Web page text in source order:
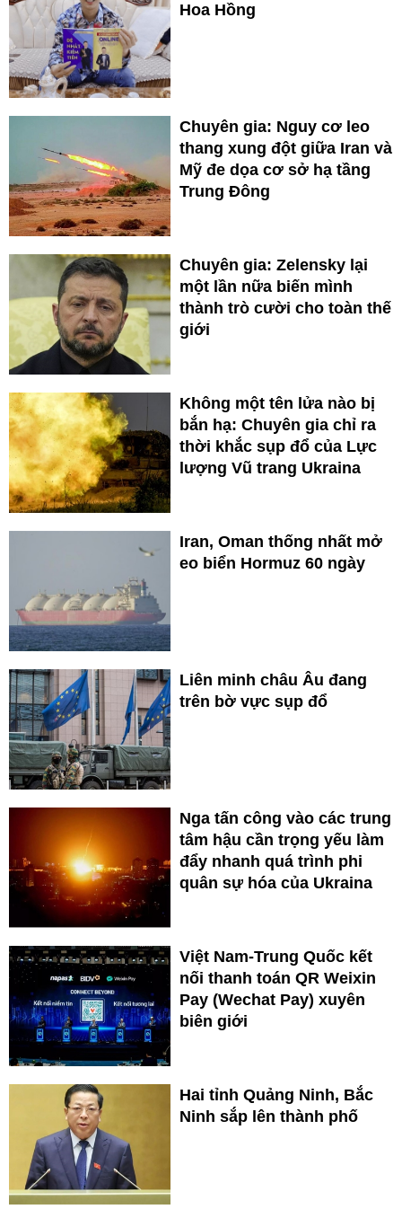
Hoa Hồng
Chuyên gia: Nguy cơ leo
thang xung đột giữa Iran và
Mỹ đe dọa cơ sở hạ tầng
Trung Đông
Chuyên gia: Zelensky lại
một lần nữa biến mình
thành trò cười cho toàn thế
giới
Không một tên lửa nào bị
bắn hạ: Chuyên gia chỉ ra
thời khắc sụp đổ của Lực
lượng Vũ trang Ukraina
Iran, Oman thống nhất mở
eo biển Hormuz 60 ngày
Liên minh châu Âu đang
trên bờ vực sụp đổ
Nga tấn công vào các trung
tâm hậu cần trọng yếu làm
đẩy nhanh quá trình phi
quân sự hóa của Ukraina
Việt Nam-Trung Quốc kết
nối thanh toán QR Weixin
Pay (Wechat Pay) xuyên
biên giới
Hai tỉnh Quảng Ninh, Bắc
Ninh sắp lên thành phố